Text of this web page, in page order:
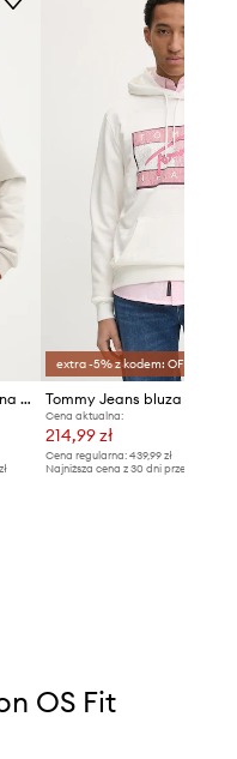
adidas Originals bluza bawełniana Wabash
extra -5% z kodem: OFF*
Tommy Jeans bluza
Cena aktualna:
214,99 zł
Cena regularna: 439,99 zł
Najniższa cena z 30 dni przed obniżką:
OS Fit